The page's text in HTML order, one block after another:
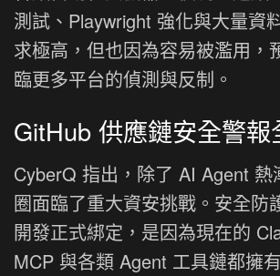
測試、Playwright 強化與大量資
求極高，但也因為容易被濫用，
臨更多平台的偵測與反制。
GitHub 供應鏈安全警報
CyberQ 指出，除了 AI Agent 熱
圈面臨了重大資安挑戰。安全防
開發正式綁定，是因為現在的
MCP 與各類 Agent 工具鏈都擁